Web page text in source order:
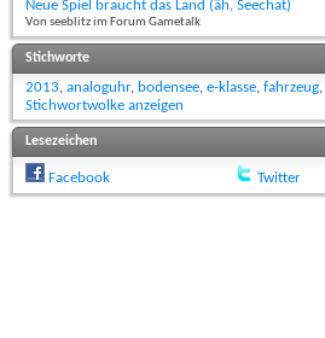
Neue Spiel braucht das Land (äh, Seechat)
Von seeblitz im Forum Gametalk
Stichworte
2013, analoguhr, bodensee, e-klasse, fahrzeug,
Stichwortwolke anzeigen
Lesezeichen
Facebook Twitter